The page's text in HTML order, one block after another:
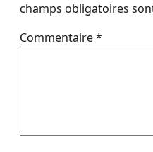
champs obligatoires
Commentaire*